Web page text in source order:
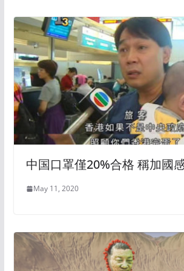
中国口罩僅20%合格 稱加國
May 11, 2020